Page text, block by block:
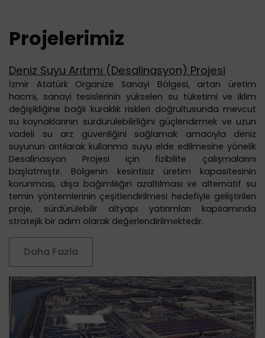
Projelerimiz
Deniz Suyu Arıtımı (Desalinasyon) Projesi
İzmir Atatürk Organize Sanayi Bölgesi, artan üretim
hacmi, sanayi tesislerinin yükselen su tüketimi ve iklim
değişikliğine bağlı kuraklık riskleri doğrultusunda mevcut
su kaynaklarının sürdürülebilirliğini güçlendirmek ve uzun
vadeli su arz güvenliğini sağlamak amacıyla deniz
suyunun arıtılarak kullanma suyu elde edilmesine yönelik
Desalinasyon Projesi için fizibilite çalışmalarını
başlatmıştır. Bölgenin kesintisiz üretim kapasitesinin
korunması, dışa bağımlılığın azaltılması ve alternatif su
temin yöntemlerinin çeşitlendirilmesi hedefiyle geliştirilen
proje, sürdürülebilir altyapı yatırımları kapsamında
stratejik bir adım olarak değerlendirilmektedir.
Daha Fazla